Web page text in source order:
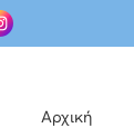
Αρχική